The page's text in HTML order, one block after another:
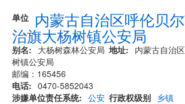
单位 内蒙古自治区呼伦贝
治旗大杨树镇公安局
别名 大杨树森林公安局 地址
内蒙古自治
树镇公安局
邮编：165456
电话
0470-5852043
涉嫌单位责任系统
公安 行政权级别 乡镇